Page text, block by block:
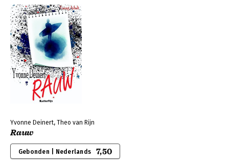
Yvonne Deinert, Theo van Rijn
Rauw
Gebonden | Nederlands 7,50